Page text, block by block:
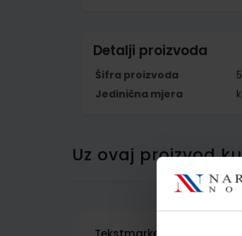
Detalji proizvoda
Šifra proizvoda
Jedinična mjera
Uz ovaj proizvod